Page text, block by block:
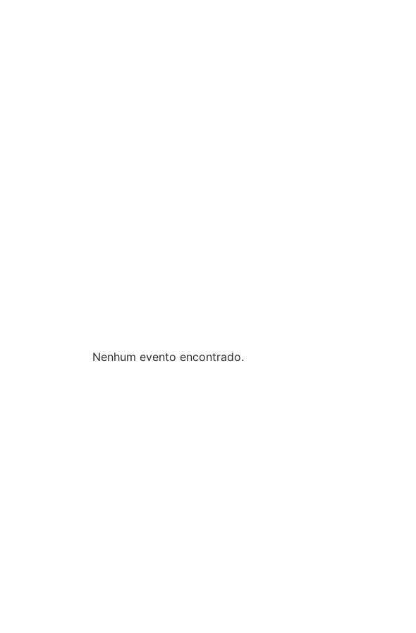
Nenhum evento encontrado.